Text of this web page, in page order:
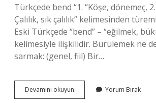
Türkçede bend “1. “Köşe, dönemeç,
Çalılık, sık çalılık” kelimesinden
Eski Türkçede “bend” – “eğilmek,
kelimesiyle ilişkilidir. Bürülemek ne
sarmak: (genel, fiil) Bir…
Devamını okuyun Bürümek
Ne
Yorum Bırak